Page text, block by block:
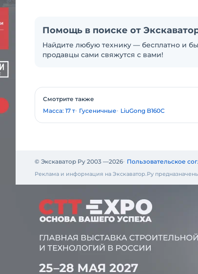
Помощь в поиске от
Найдите любую технику — бесплатно и
продавцы сами свяжутся с вами!
Смотрите также
Масса: 17 т Гусеничные LiuGong B160C
© Экскаватор Ру 2003 —2026 Пользовательское
Реклама и информация на Экскаватор.Ру